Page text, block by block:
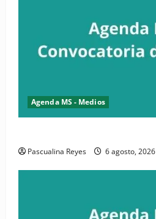
Agenda MS - Medios
Pascualina Reyes 6 agosto, 2026